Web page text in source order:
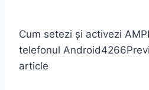
Cum setezi și activezi
telefonul Android4266
article